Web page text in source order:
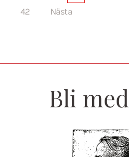
42
Nästa
Bli